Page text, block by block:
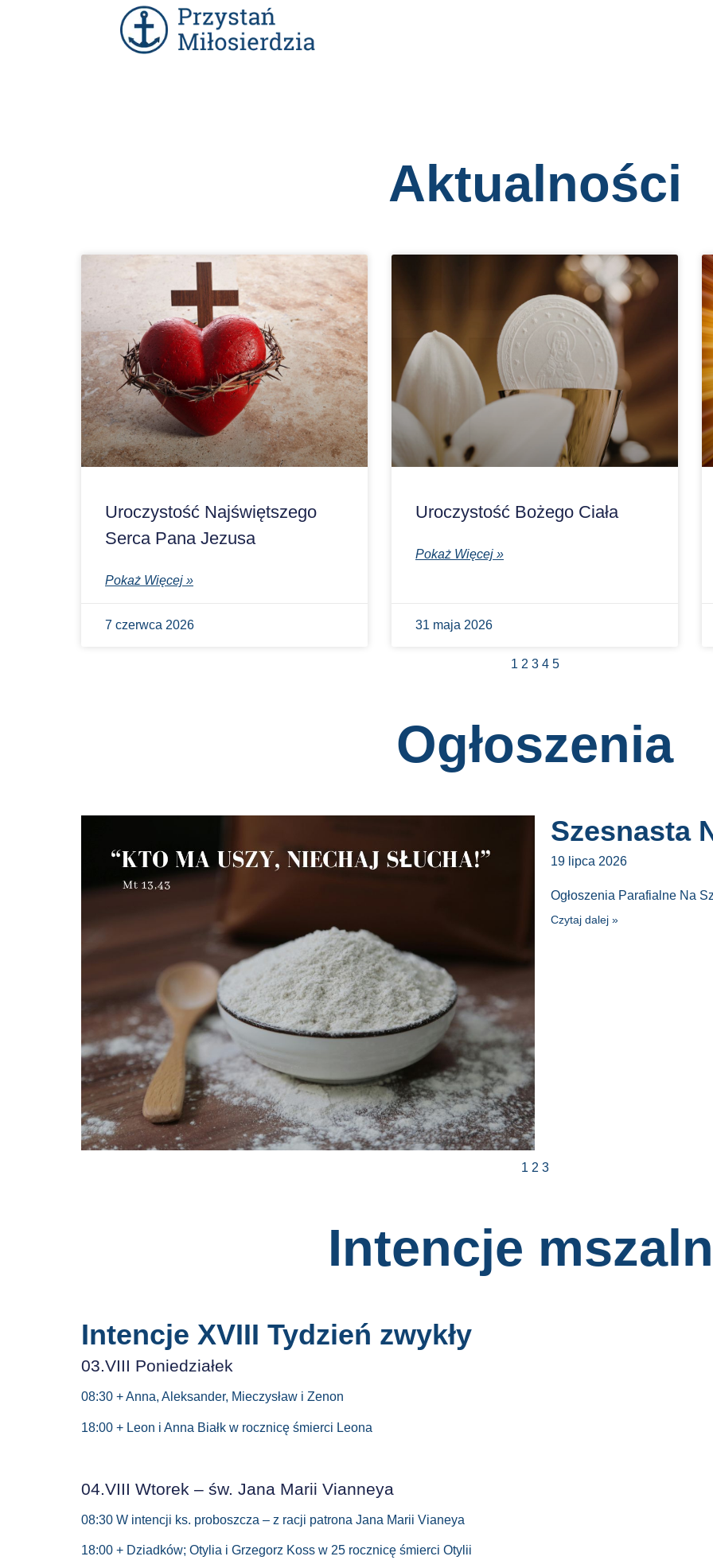
Aktualności
Uroczystość Najświętszego
Serca Pana Jezusa
Pokaż Więcej »
7 czerwca 2026
Uroczystość Bożego Ciała
Pokaż Więcej »
31 maja 2026
1 2 3 4 5
Ogłoszenia
Szesnasta
19 lipca 2026
Ogłoszenia Parafialne Na
Czytaj dalej »
1 2 3
Intencje
Intencje XVIII Tydzień zwykły
03.VIII Poniedziałek
08:30 + Anna, Aleksander, Mieczysław i Zenon
18:00 + Leon i Anna Białk w rocznicę śmierci Leona
04.VIII Wtorek – św. Jana Marii Vianneya
08:30 W intencji ks. proboszcza – z racji patrona Jana Marii Vianeya
18:00 + Dziadków; Otylia i Grzegorz Koss w 25 rocznicę śmierci Otylii